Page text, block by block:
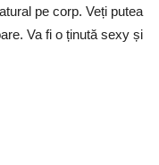
pe corp. Veți putea
Va fi o ținută sexy și